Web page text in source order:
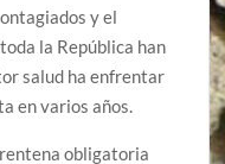
y el
la República han
salud ha enfrentar
en varios años.
obligatoria